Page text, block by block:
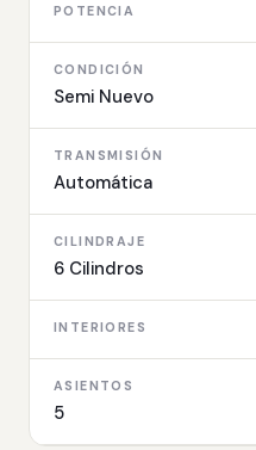
POTENCIA
CONDICIÓN
Semi Nuevo
TRANSMISIÓN
Automática
CILINDRAJE
6 Cilindros
INTERIORES
ASIENTOS
5